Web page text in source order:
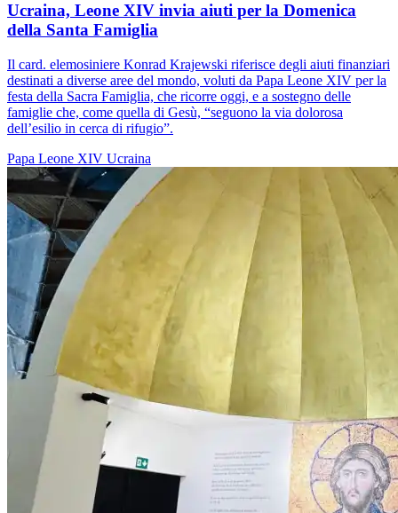
Ucraina, Leone XIV invia aiuti per la Domenica
della Santa Famiglia
Il card. elemosiniere Konrad Krajewski riferisce degli aiuti finanziari
destinati a diverse aree del mondo, voluti da Papa Leone XIV per la
festa della Sacra Famiglia, che ricorre oggi, e a sostegno delle
famiglie che, come quella di Gesù, “seguono la via dolorosa
dell’esilio in cerca di rifugio”.
Papa Leone XIV Ucraina